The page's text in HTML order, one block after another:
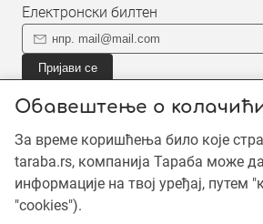
Обавештење о
За време коришћења било које
taraba.rs, компанија Тараба може
информације на твој уређај, путем
"cookies").
Електронски билтен
Пријави се
информације о новом садржају.
©2019 - 2026 Тараба доо. Сва права
заштићен ауторским правима и
осим када је наведено другачије.